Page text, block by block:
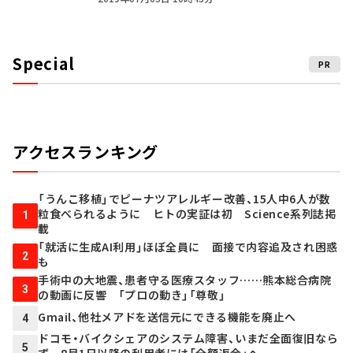
Special PR
アクセスランキング
1
「うんこ移植」でピーナツアレルギー改善、15人中6人が数
粒食べられるように ヒトの実証は初 Science系列誌掲
載
2
「就活に生成AI利用」ほぼ全員に 面接で内容追及され困惑
も
3
手術中の大地震、患者守る医療スタッフ……熊本総合病院
の動画に反響 「プロの動き」「尊敬」
4 Gmail、他社メアドを送信元にできる機能を廃止へ
5
ドコモ・バイクシェアのシステム障害、いまだ全面復旧なら